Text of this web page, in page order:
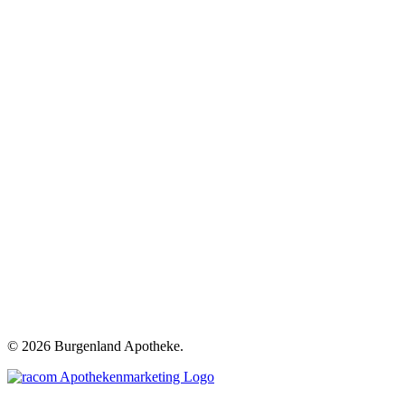
© 2026 Burgenland Apotheke.